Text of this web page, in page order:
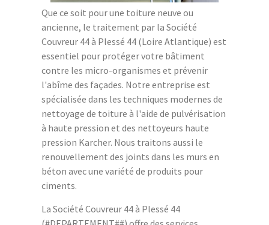
Que ce soit pour une toiture neuve ou
ancienne, le traitement par la Société
Couvreur 44 à Plessé 44 (Loire Atlantique) est
essentiel pour protéger votre bâtiment
contre les micro-organismes et prévenir
l'abîme des façades. Notre entreprise est
spécialisée dans les techniques modernes de
nettoyage de toiture à l'aide de pulvérisation
à haute pression et des nettoyeurs haute
pression Karcher. Nous traitons aussi le
renouvellement des joints dans les murs en
béton avec une variété de produits pour
ciments.
La Société Couvreur 44 à Plessé 44